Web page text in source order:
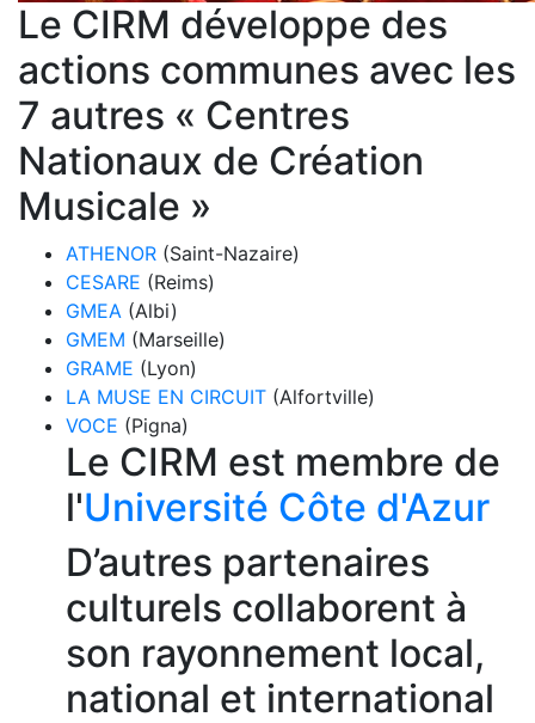
Le CIRM développe des
actions communes avec les
7 autres « Centres
Nationaux de Création
Musicale »
ATHENOR (Saint-Nazaire)
CESARE (Reims)
GMEA (Albi)
GMEM (Marseille)
GRAME (Lyon)
LA MUSE EN CIRCUIT (Alfortville)
VOCE (Pigna)
Le CIRM est membre de
l'Université Côte d'Azur
D’autres partenaires
culturels collaborent à
son rayonnement local,
national et international